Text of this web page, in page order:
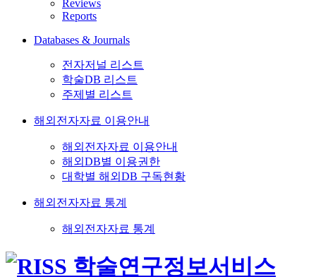
Reviews
Reports
Databases & Journals
전자저널 리스트
학술DB 리스트
주제별 리스트
해외전자자료 이용안내
해외전자자료 이용안내
해외DB별 이용권한
대학별 해외DB 구독현황
해외전자자료 통계
해외전자자료 통계